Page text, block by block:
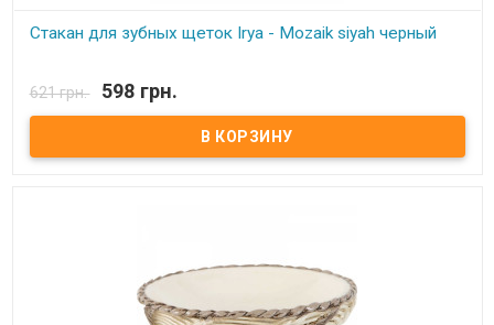
Стакан для зубных щеток Irya - Mozaik siyah черный
Стакан для зубных щеток Irya - Mozaik siyah черный Состав:
полирезин (устойчив к падению) Упаковка: картонная коробка с
пенопластом. Производитель: Irya, Турция
621 грн. 598 грн.